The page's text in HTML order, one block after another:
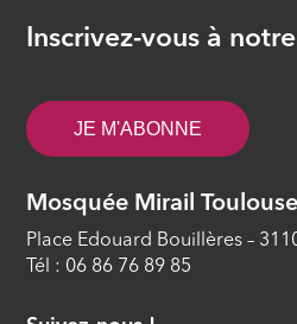
Inscrivez-vous à
JE M'ABONNE
Mosquée Mirail Toulouse
Place Edouard Bouillères –
Tél : 06 86 76 89 85